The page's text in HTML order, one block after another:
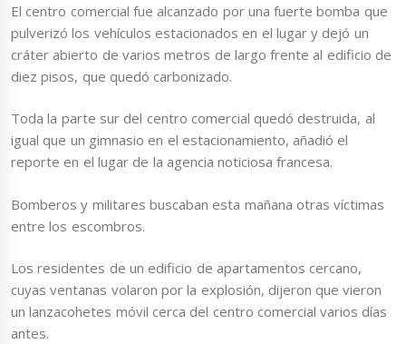
El centro comercial fue alcanzado por una fuerte bomba que
pulverizó los vehículos estacionados en el lugar y dejó un
cráter abierto de varios metros de largo frente al edificio de
diez pisos, que quedó carbonizado.
Toda la parte sur del centro comercial quedó destruida, al
igual que un gimnasio en el estacionamiento, añadió el
reporte en el lugar de la agencia noticiosa francesa.
Bomberos y militares buscaban esta mañana otras víctimas
entre los escombros.
Los residentes de un edificio de apartamentos cercano,
cuyas ventanas volaron por la explosión, dijeron que vieron
un lanzacohetes móvil cerca del centro comercial varios días
antes.